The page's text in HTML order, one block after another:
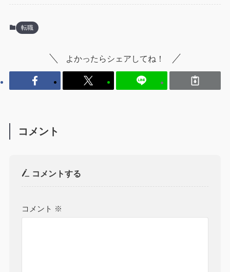
転職
よかったらシェアしてね！
コメント
コメントする
コメント ※